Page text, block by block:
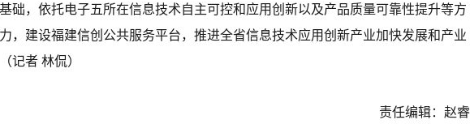
础，依托电子五所在信息技术自主可控和应用创新以及产品质量可靠性提升等方
，建设福建信创公共服务平台，推进全省信息技术应用创新产业加快发展和产业
记者 林侃）
责任编辑：赵睿